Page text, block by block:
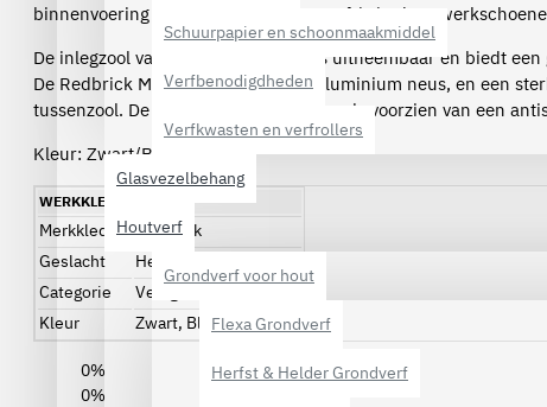
Schuurpapier en schoonmaakmiddel
Verfbenodigdheden
Verfkwasten en verfrollers
Glasvezelbehang
Houtverf
Grondverf voor hout
Flexa Grondverf
Herfst & Helder Grondverf
binnenvoering blijven je voeten langer fris in deze
De inlegzool van deze werkschoen is uitneembaar en biedt een
De Redbrick Motion Star heeft een aluminium neus, en een
tussenzool. De zool van de werkschoen is voorzien van een
Kleur: Zwart/Blauw
WERKKLEDING
Merkkleding Redbrick
Geslacht
Heren, Dames, Unisex
Categorie
Veiligheidsschoenen
Kleur
Zwart, Blauw
0%
0%